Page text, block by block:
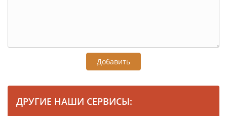
Добавить
ДРУГИЕ НАШИ СЕРВИСЫ: